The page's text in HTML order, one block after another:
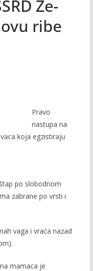
Ze-
ribe
Pravo
nastupa na
koja egzistiraju
po slobodnom
zabrane po vrsti i
vaga i vraća nazad
mamaca je